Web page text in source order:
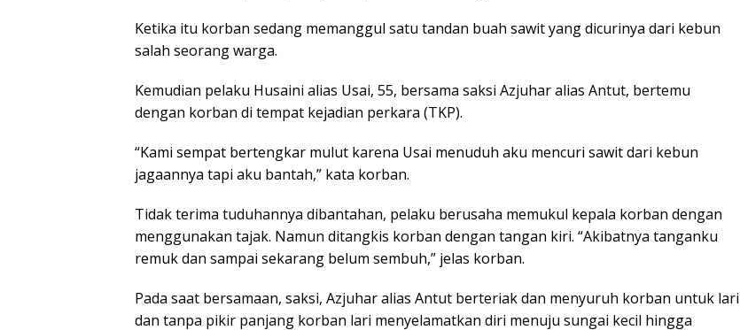
Ketika itu korban sedang memanggul satu tandan buah sawit yang dicurinya dari kebun
salah seorang warga.
Kemudian pelaku Husaini alias Usai, 55, bersama saksi Azjuhar alias Antut, bertemu
dengan korban di tempat kejadian perkara (TKP).
“Kami sempat bertengkar mulut karena Usai menuduh aku mencuri sawit dari kebun
jagaannya tapi aku bantah,” kata korban.
Tidak terima tuduhannya dibantahan, pelaku berusaha memukul kepala korban dengan
menggunakan tajak. Namun ditangkis korban dengan tangan kiri. “Akibatnya tanganku
remuk dan sampai sekarang belum sembuh,” jelas korban.
Pada saat bersamaan, saksi, Azjuhar alias Antut berteriak dan menyuruh korban untuk lari
dan tanpa pikir panjang korban lari menyelamatkan diri menuju sungai kecil hingga